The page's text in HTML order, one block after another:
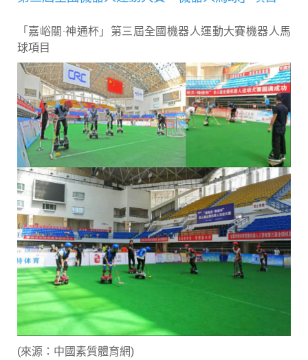
「嘉峪關·神通杯」第三屆全國機器人運動大賽機器人馬
球項目
(來源：中國素質體育網)